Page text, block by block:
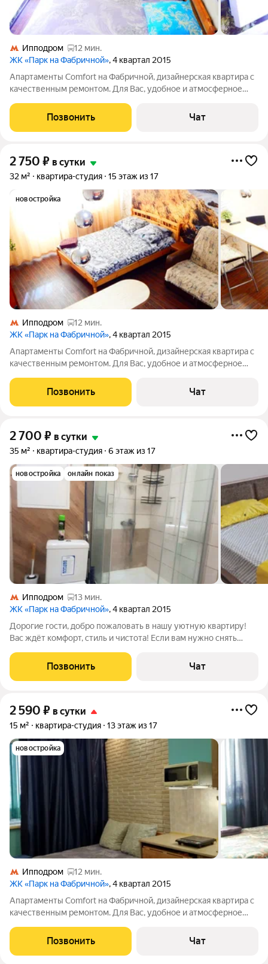
Ипподром
12 мин.
ЖК «Парк на Фабричной», 4 квартал 2015
Апартаменты Comfort на Фабричной, дизайнерская квартира с
качественным ремонтом. Для Вас, удобное и атмосферное
комфортом. Правила проживания и цены смотрите ниже
Предоставляем все необходимые
Позвонить Чат
2 750 ₽ в сутки
32 м² квартира-студия 15 этаж из 17
новостройка
Ипподром
12 мин.
ЖК «Парк на Фабричной», 4 квартал 2015
Апартаменты Comfort на Фабричной, дизайнерская квартира с
качественным ремонтом. Для Вас, удобное и атмосферное
комфортом. Правила проживания и цены смотрите ниже
Предоставляем все необходимые
Позвонить Чат
2 700 ₽ в сутки
35 м² квартира-студия 6 этаж из 17
новостройка онлайн показ
Ипподром
13 мин.
ЖК «Парк на Фабричной», 4 квартал 2015
Дорогие гости, дoбрo пoжалoвать в нaшу уютную квартиpу!
Вас ждёт комфорт, стиль и чистота! Ecли вaм нужно снять
мы пpедлaгaем лучшее рeшeниe! Что делaет нашe жильe
Позвонить Чат
2 590 ₽ в сутки
15 м² квартира-студия 13 этаж из 17
новостройка
Ипподром
12 мин.
ЖК «Парк на Фабричной», 4 квартал 2015
Апартаменты Comfort на Фабричной, дизайнерская квартира с
качественным ремонтом. Для Вас, удобное и атмосферное
комфортом. Правила проживания и цены смотрите ниже
Предоставляем все необходимые
Позвонить Чат